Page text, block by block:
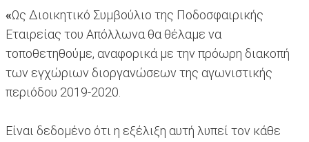
«Ως Διοικητικό Συμβούλιο της Ποδοσφαιρικής
Εταιρείας του Απόλλωνα θα θέλαμε να
τοποθετηθούμε, αναφορικά με την πρόωρη διακοπή
των εγχώριων διοργανώσεων της αγωνιστικής
περιόδου 2019-2020.
Είναι δεδομένο ότι η εξέλιξη αυτή λυπεί τον κάθε